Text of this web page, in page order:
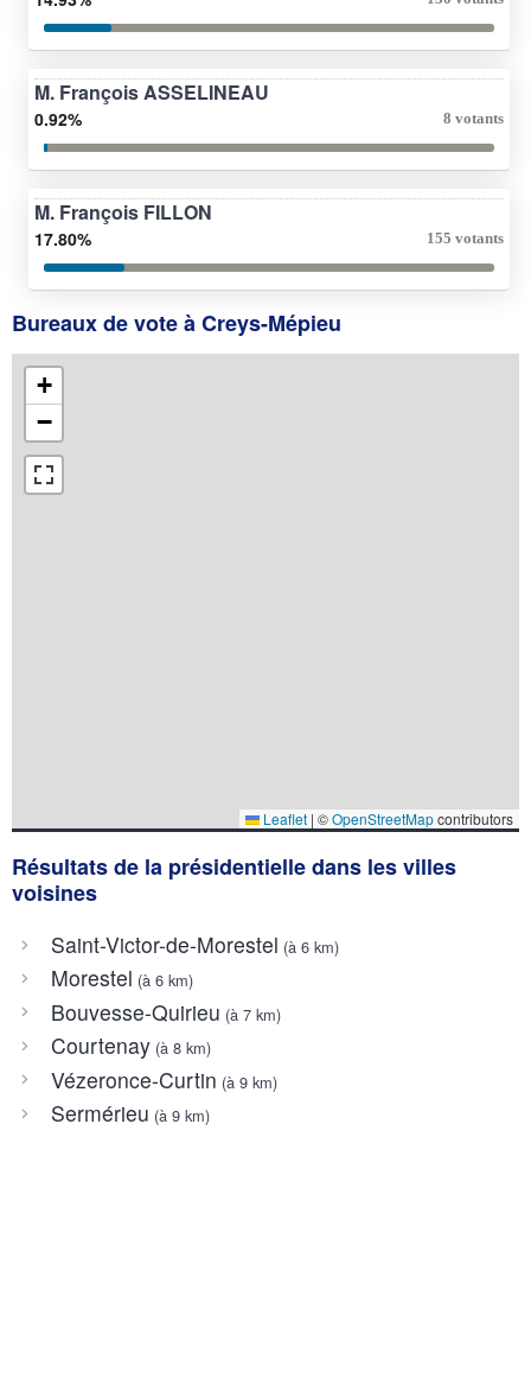
M. François ASSELINEAU
0.92% 8 votants
M. François FILLON
17.80% 155 votants
Bureaux de vote à Creys-Mépieu
+
−
Leaflet | ©OpenStreetMapcontributors
Résultats de la présidentielle dans les villes
voisines
Saint-Victor-de-Morestel (à 6 km)
Morestel (à 6 km)
Bouvesse-Quirieu (à 7 km)
Courtenay(à 8 km)
Vézeronce-Curtin (à 9 km)
Sermérieu (à 9 km)